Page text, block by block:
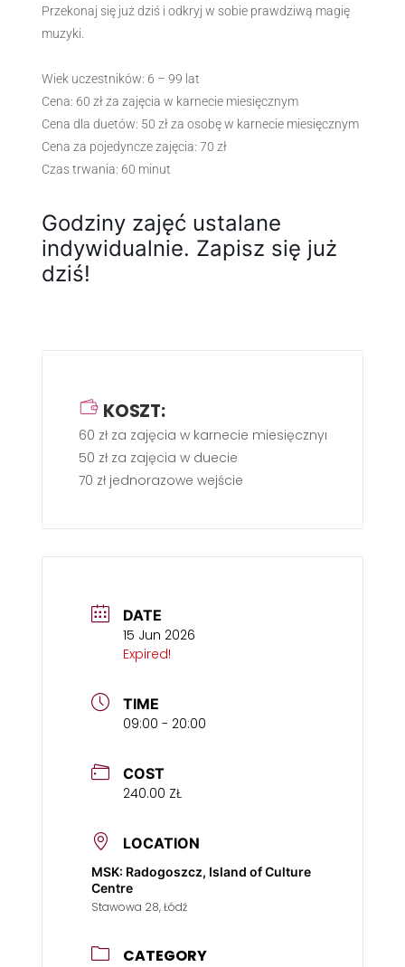
Przekonaj się już dziś i odkryj w sobie prawdziwą magię
muzyki.
Wiek uczestników: 6 – 99 lat
Cena: 60 zł za zajęcia w karnecie miesięcznym
Cena dla duetów: 50 zł za osobę w karnecie miesięcznym
Cena za pojedyncze zajęcia: 70 zł
Czas trwania: 60 minut
Godziny zajęć ustalane
indywidualnie. Zapisz się już
dziś!
KOSZT:
60 zł za zajęcia w karnecie miesięcznym
50 zł za zajęcia w duecie
70 zł jednorazowe wejście
DATE
15 Jun 2026
Expired!
TIME
09:00 - 20:00
COST
240.00 ZŁ
LOCATION
MSK: Radogoszcz, Island of Culture
Centre
Stawowa 28, Łódź
CATEGORY